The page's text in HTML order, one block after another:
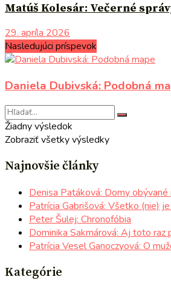
Matúš Kolesár: Večerné
29. apríla 2026
Nasledujúci príspevok
Daniela Dubivská: Podobná
Žiadny výsledok
Zobraziť všetky výsledky
Najnovšie články
Denisa Patáková: Domy obývané
Patrícia Gabrišová: Všetko (nie)
Peter Šulej: Chronofóbia
Dominika Sakmárová: Aj toto raz
Patrícia Vesel Ganoczyová: O
Kategórie